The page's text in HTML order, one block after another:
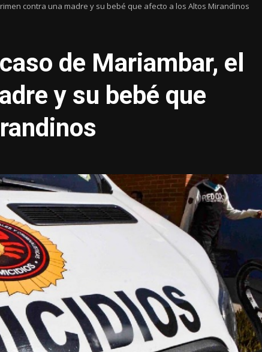
contra una madre y su bebé que afecto a los Altos Mirandinos
de Mariambar, el
y su bebé que